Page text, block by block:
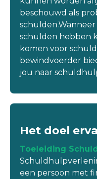
beschouwd als
schulden hebben
komen voor
bewindvoerder
jou naar
Het doel
Toeleiding
een persoon met